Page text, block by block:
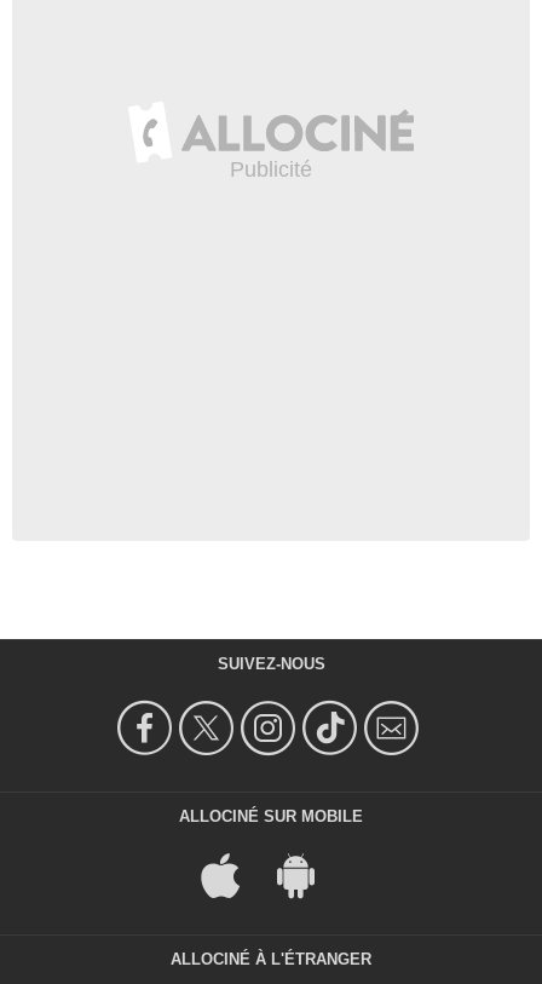
SUIVEZ-NOUS
ALLOCINÉ SUR MOBILE
ALLOCINÉ À L'ÉTRANGER